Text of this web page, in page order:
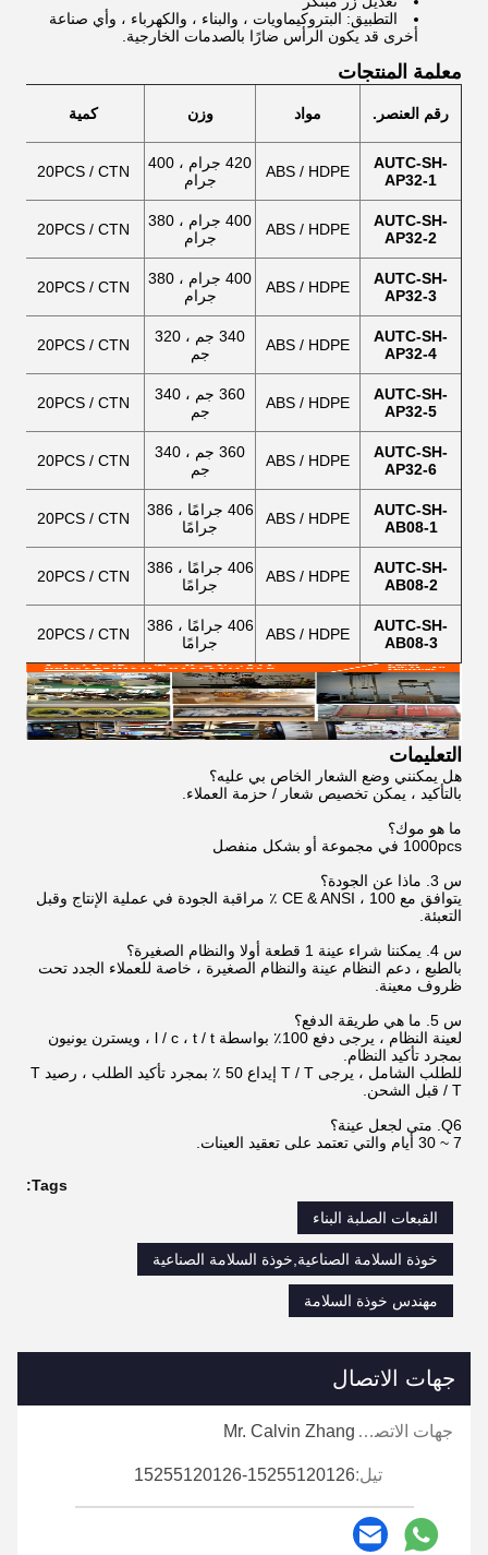
التطبيق: البتروكيماويات ، والبناء ، والكهرباء ، وأي صناعة
أخرى قد يكون الرأس ضارًا بالصدمات الخارجية.
معلمة المنتجات
رقم العنصر. مواد وزن كمية
AUTC-SH-
AP32-1
ABS / HDPE
420 جرام ، 400
جرام
20PCS / CTN
AUTC-SH-
AP32-2
ABS / HDPE
400 جرام ، 380
جرام
20PCS / CTN
AUTC-SH-
AP32-3
ABS / HDPE
400 جرام ، 380
جرام
20PCS / CTN
AUTC-SH-
AP32-4
ABS / HDPE
340 جم ، 320
جم
20PCS / CTN
AUTC-SH-
AP32-5
ABS / HDPE
360 جم ​​، 340
جم
20PCS / CTN
AUTC-SH-
AP32-6
ABS / HDPE
360 جم ​​، 340
جم
20PCS / CTN
AUTC-SH-
AB08-1
ABS / HDPE
406 جرامًا ، 386
جرامًا
20PCS / CTN
AUTC-SH-
AB08-2
ABS / HDPE
406 جرامًا ، 386
جرامًا
20PCS / CTN
AUTC-SH-
AB08-3
ABS / HDPE
406 جرامًا ، 386
جرامًا
20PCS / CTN
التعليمات
هل يمكنني وضع الشعار الخاص بي عليه؟
بالتأكيد ، يمكن تخصيص شعار / حزمة العملاء.
ما هو موك؟
1000pcs في مجموعة أو بشكل منفصل
س 3. ماذا عن الجودة؟
يتوافق مع CE & ANSI ، 100 ٪ مراقبة الجودة في عملية الإنتاج وقبل
التعبئة.
س 4. يمكننا شراء عينة 1 قطعة أولا والنظام الصغيرة؟
بالطبع ، دعم النظام عينة والنظام الصغيرة ، خاصة للعملاء الجدد تحت
ظروف معينة.
س 5. ما هي طريقة الدفع؟
لعينة النظام ، يرجى دفع 100٪ بواسطة l / c ، t / t ، ويسترن يونيون
بمجرد تأكيد النظام.
للطلب الشامل ، يرجى T / T إيداع 50 ٪ بمجرد تأكيد الطلب ، رصيد T
/ T قبل الشحن.
Q6. متى لجعل عينة؟
7 ~ 30 أيام والتي تعتمد على تعقيد العينات.
Tags:
القبعات الصلبة البناء
خوذة السلامة الصناعية,خوذة السلامة الصناعية
مهندس خوذة السلامة
جهات الاتصال
جهات الاتصال: Mr. Calvin Zhang
تيل:15255120126-15255120126